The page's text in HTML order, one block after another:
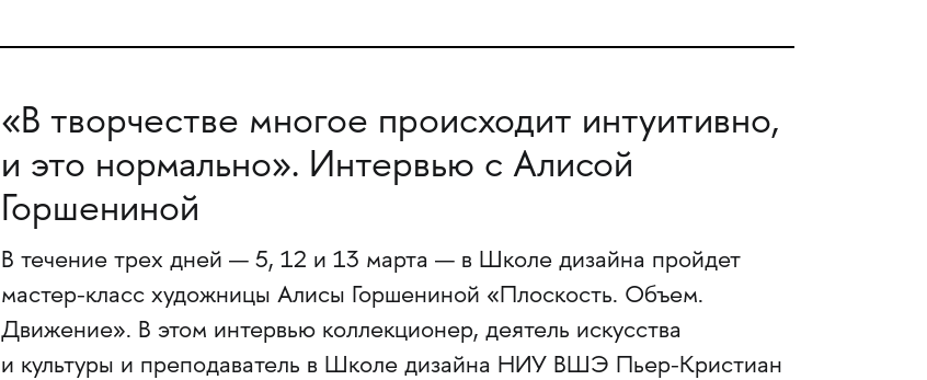
«В творчестве многое происходит интуитивно,
и это нормально». Интервью с Алисой
Горшениной
В течение трех дней — 5, 12 и 13 марта — в Школе дизайна пройдет
мастер-класс художницы Алисы Горшениной «Плоскость. Объем.
Движение». В этом интервью коллекционер, деятель искусства
и культуры и преподаватель в Школе дизайна НИУ ВШЭ Пьер-Кристиан